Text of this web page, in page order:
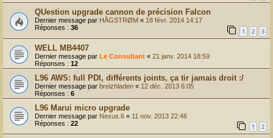
QUestion upgrade cannon de précision Falcon
Dernier message par HÅGSTRØM « 18 févr. 2014 14:17
Réponses : 36 1 2 3
WELL MB4407
Dernier message par Le Consultant « 21 janv. 2014 18:59
Réponses : 12
L96 AWS: full PDI, différents joints, ça tir jamais droit :/
Dernier message par breizhladen « 12 déc. 2013 6:05
Réponses : 6
L96 Marui micro upgrade
Dernier message par Nexus.6 « 11 nov. 2013 22:46
Réponses : 22 1 2